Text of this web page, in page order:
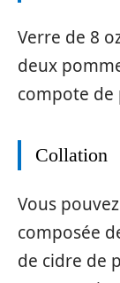
Verre de 8
deux
compote de
Collation
Vous
composée
de cidre de